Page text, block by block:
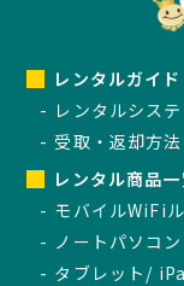
レンタルガイド
レンタルシス
受取・返却方法
レンタル商品
モバイルWiFi
ノートパソコン
タブレット/